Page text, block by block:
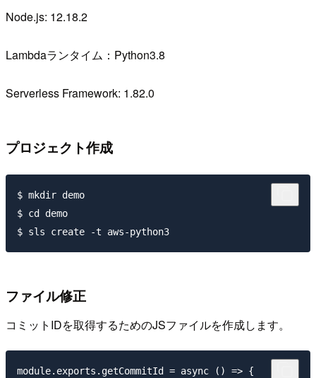
Node.js: 12.18.2
Lambdaランタイム：Python3.8
Serverless Framework: 1.82.0
プロジェクト作成
$ mkdir demo
$ cd demo
ファイル修正
コミットIDを取得するためのJSファイルを作成します。
module.exports.getCommitId = async () => {